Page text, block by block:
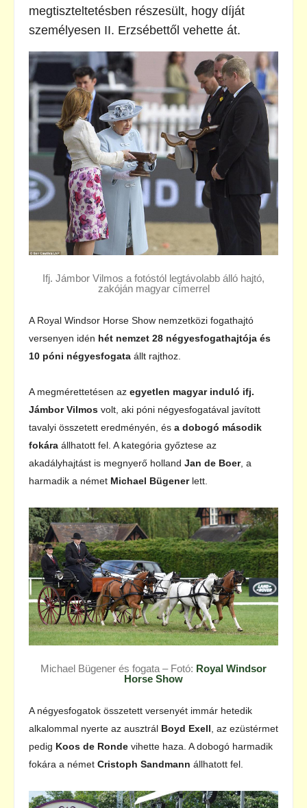
megtiszteltetésben részesült, hogy díját
személyesen II. Erzsébettől vehette át.
Ifj. Jámbor Vilmos a fotóstól legtávolabb álló hajtó,
zakóján magyar címerrel
A Royal Windsor Horse Show nemzetközi fogathajtó
versenyen idén hét nemzet 28 négyesfogathajtója és
10 póni négyesfogata állt rajthoz.
A megmérettetésen az egyetlen magyar induló ifj.
Jámbor Vilmos volt, aki póni négyesfogatával javított
tavalyi összetett eredményén, és a dobogó második
fokára állhatott fel. A kategória győztese az
akadályhajtást is megnyerő holland Jan de Boer, a
harmadik a német Michael Bügenerlett.
Michael Bügener és fogata – Fotó: Royal Windsor
Horse Show
A négyesfogatok összetett versenyét immár hetedik
alkalommal nyerte az ausztrál Boyd Exell , az ezüstérmet
pedig Koos de Ronde vihette haza. A dobogó harmadik
fokára a német Cristoph Sandmann állhatott fel.